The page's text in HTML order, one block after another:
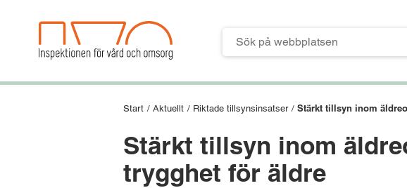
Start / Aktuellt / Riktade tillsynsinsatser / Stärkt tillsyn inom
Stärkt tillsyn inom
trygghet för äldre